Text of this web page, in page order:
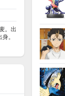
。出
。